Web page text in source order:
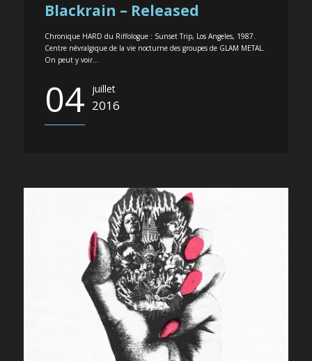
Blackrain – Released
Chronique HARD du Riffologue : Sunset Trip, Los Angeles, 1987.
Centre névralgique de la vie nocturne des groupes de GLAM METAL.
On peut y voir...
04 juillet
2016